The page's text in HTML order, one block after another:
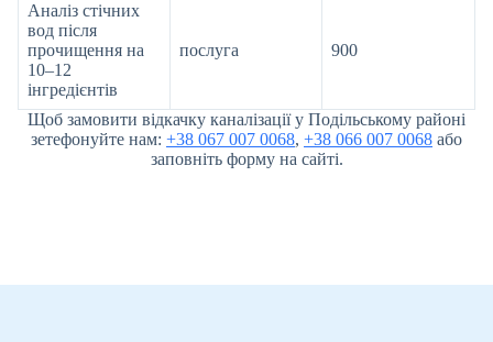
Аналіз стічних
вод після
прочищення на
10–12
інгредієнтів
послуга 900
Щоб замовити відкачку каналізації у Подільському районі
зетефонуйте нам: +38 067 007 0068, +38 066 007 0068 або
заповніть форму на сайті.